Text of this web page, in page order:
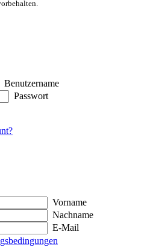
Benutzername
Passwort
Vorname
Nachname
E-Mail